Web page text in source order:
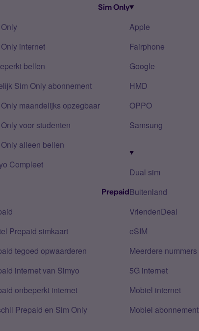
Sim Only
internet
bellen
Sim Only abonnement
maandelijks opzegbaar
voor studenten
alleen bellen
Compleet
Prepaid
Prepaid simkaart
tegoed opwaarderen
internet van Simyo
onbeperkt internet
Prepaid en Sim Only
Apple
Fairphone
Google
HMD
OPPO
Samsung
Dual sim
Buitenland
VriendenDeal
eSIM
Meerdere nummers
5G internet
Mobiel internet
Mobiel abonnement